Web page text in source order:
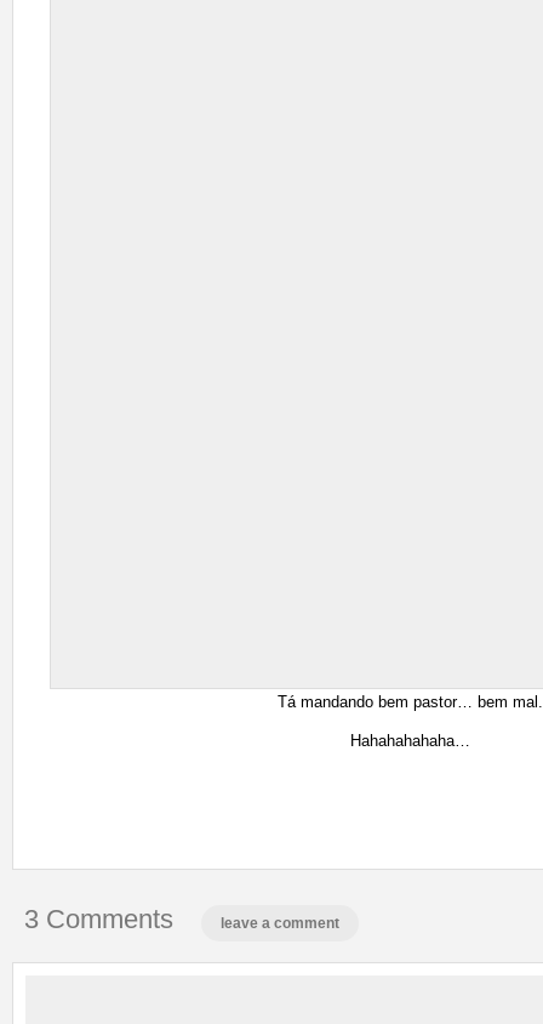
Tá mandando bem pastor… bem mal.
Hahahahahaha…
3 Comments leave a comment